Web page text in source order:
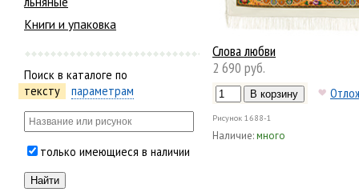
Книги и упаковка
Поиск в каталоге по
тексту
параметрам
только имеющиеся в наличии
Слова любви
2 690 руб.
Рисунок 1688-1
Наличие:много